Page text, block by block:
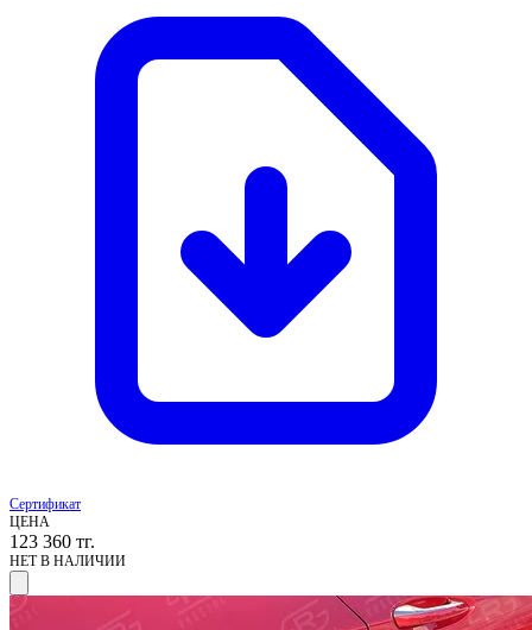
Сертификат
ЦЕНА
123 360 тг.
НЕТ В НАЛИЧИИ